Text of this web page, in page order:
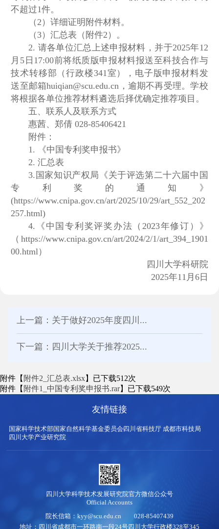
不超过1件。
（2）详细证明附件材料。
（3）汇总表（附件2）。
2. 请各单位汇总上述申报材料，并于2025年12
月5日17:00前将纸质版申报材料报送至科技合作与
技术转移部（行政楼341室），电子版申报材料发
送至邮箱huiqian@scu.edu.cn，逾期不再受理。学校
将根据各单位推荐材料遴选后择优确定推荐项目。
五、联系人及联系方式
惠茜、郑倩 028-85406421
附件：
1. 《中国专利奖申报书》
2. 汇总表
3.国家知识产权局《关于评选第二十六届中国
专利奖的通知》
(https://www.cnipa.gov.cn/art/2025/10/29/art_552_202
257.html)
4.《中国专利奖评奖办法（2023年修订）》
（https://www.cnipa.gov.cn/art/2024/2/1/art_394_1901
00.html）
四川大学科研院
2025年11月6日
上一篇：关于做好2025年度四川...
下一篇：四川大学关于推荐2025...
附件【 附件2_汇总表.xlsx】已下载512次
附件【 附件1_中国专利奖申报书.rar】已下载549次
友情链接
国家科学技术部国家自然科学基金委员会四川省科技厅 成都市科技局
四川大学产业研究院
四川大学科学技术发展研究院官方微信公众号
Official Accounts
院长信箱：kyy@scu.edu.cn 028-85407439
地址：四川省成都市一环路南一段24号四川大学行政楼328至345